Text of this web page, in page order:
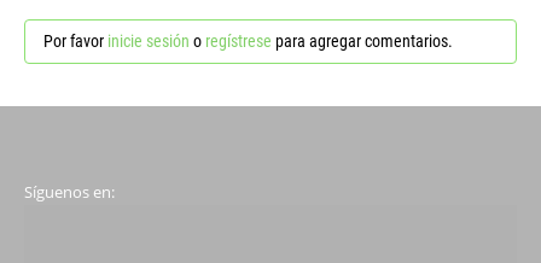
Por favor inicie sesión o regístrese para agregar comentarios.
Síguenos en: